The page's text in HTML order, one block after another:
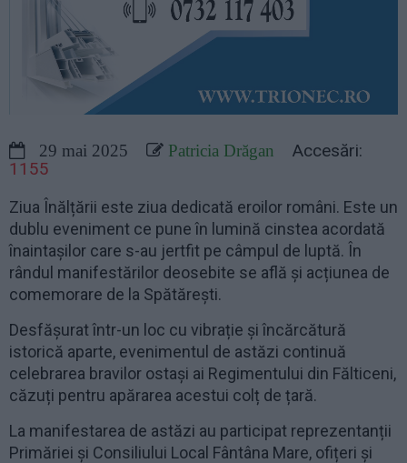
29 mai 2025 Patricia Drăgan
Accesări:
1155
Ziua Înălțării este ziua dedicată eroilor români. Este un
dublu eveniment ce pune în lumină cinstea acordată
înaintașilor care s-au jertfit pe câmpul de luptă. În
rândul manifestărilor deosebite se află și acțiunea de
comemorare de la Spătărești.
Desfășurat într-un loc cu vibrație și încărcătură
istorică aparte, evenimentul de astăzi continuă
celebrarea bravilor ostași ai Regimentului din Fălticeni,
căzuți pentru apărarea acestui colț de țară.
La manifestarea de astăzi au participat reprezentanții
Primăriei și Consiliului Local Fântâna Mare, ofițeri și